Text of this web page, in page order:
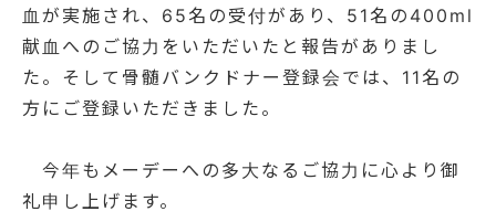
血が実施され、65名の受付があり、51名の400ml
献血へのご協力をいただいたと報告がありまし
た。そして骨髄バンクドナー登録会では、11名の
方にご登録いただきました。
今年もメーデーへの多大なるご協力に心より御
礼申し上げます。